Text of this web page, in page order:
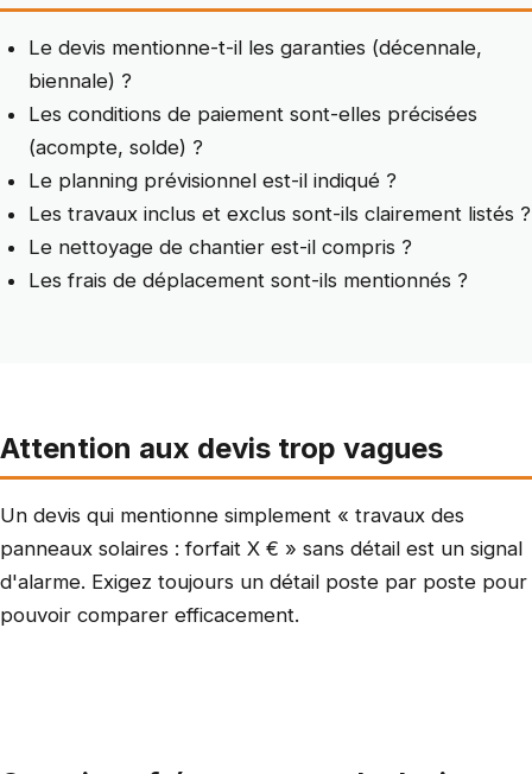
Le devis mentionne-t-il les garanties (décennale,
biennale) ?
Les conditions de paiement sont-elles précisées
(acompte, solde) ?
Le planning prévisionnel est-il indiqué ?
Les travaux inclus et exclus sont-ils clairement listés ?
Le nettoyage de chantier est-il compris ?
Les frais de déplacement sont-ils mentionnés ?
Attention aux devis trop vagues
Un devis qui mentionne simplement « travaux des
panneaux solaires : forfait X € » sans détail est un signal
d'alarme. Exigez toujours un détail poste par poste pour
pouvoir comparer efficacement.